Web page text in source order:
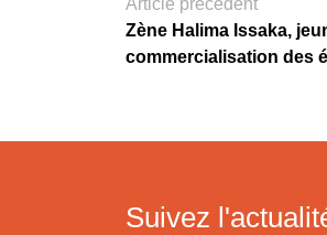
Zène Halima Issaka,
commercialisation des
Suivez